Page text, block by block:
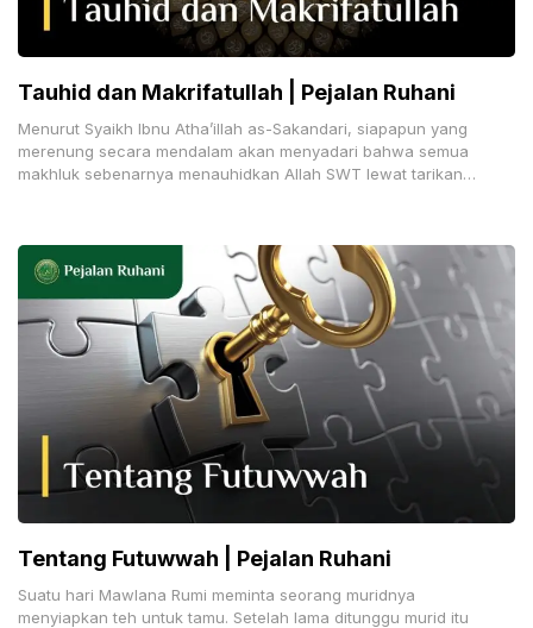
Tauhid dan Makrifatullah | Pejalan Ruhani
Menurut Syaikh Ibnu Atha’illah as-Sakandari, siapapun yang
merenung secara mendalam akan menyadari bahwa semua
makhluk sebenarnya menauhidkan Allah SWT lewat tarikan
Tentang Futuwwah | Pejalan Ruhani
Suatu hari Mawlana Rumi meminta seorang muridnya
menyiapkan teh untuk tamu. Setelah lama ditunggu murid itu